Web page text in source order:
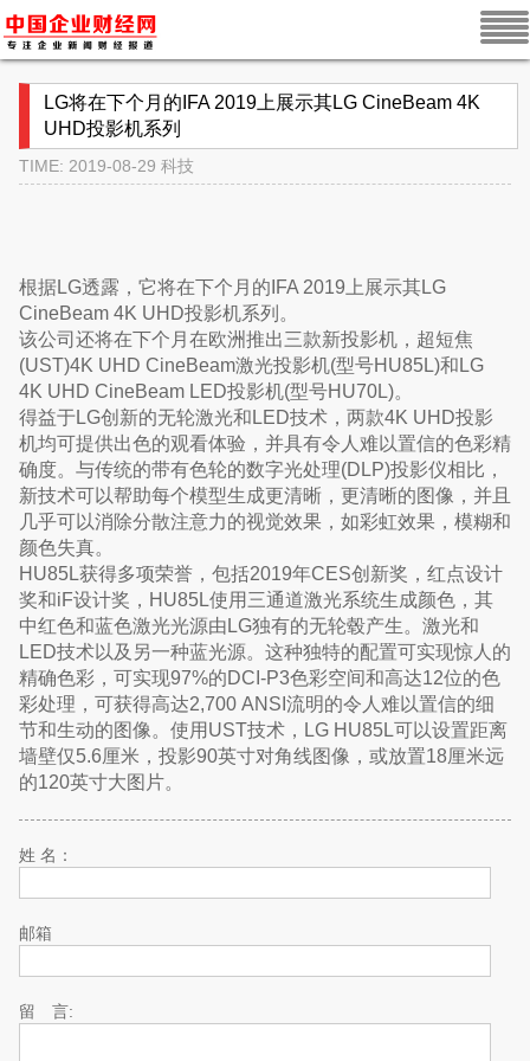
LG将在下个月的IFA 2019上展示其LG CineBeam 4K
UHD投影机系列
TIME: 2019-08-29 科技
根据LG透露，它将在下个月的IFA 2019上展示其LG
CineBeam 4K UHD投影机系列。
该公司还将在下个月在欧洲推出三款新投影机，超短焦
(UST)4K UHD CineBeam激光投影机(型号HU85L)和LG
4K UHD CineBeam LED投影机(型号HU70L)。
得益于LG创新的无轮激光和LED技术，两款4K UHD投影
机均可提供出色的观看体验，并具有令人难以置信的色彩精
确度。与传统的带有色轮的数字光处理(DLP)投影仪相比，
新技术可以帮助每个模型生成更清晰，更清晰的图像，并且
几乎可以消除分散注意力的视觉效果，如彩虹效果，模糊和
颜色失真。
HU85L获得多项荣誉，包括2019年CES创新奖，红点设计
奖和iF设计奖，HU85L使用三通道激光系统生成颜色，其
中红色和蓝色激光光源由LG独有的无轮毂产生。激光和
LED技术以及另一种蓝光源。这种独特的配置可实现惊人的
精确色彩，可实现97%的DCI-P3色彩空间和高达12位的色
彩处理，可获得高达2,700 ANSI流明的令人难以置信的细
节和生动的图像。使用UST技术，LG HU85L可以设置距离
墙壁仅5.6厘米，投影90英寸对角线图像，或放置18厘米远
的120英寸大图片。
姓 名：
邮箱
留 言: